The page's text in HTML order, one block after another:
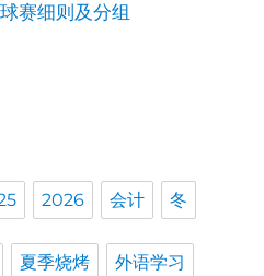
赛细则及分组
2026 会计 冬
夏季烧烤 外语学习